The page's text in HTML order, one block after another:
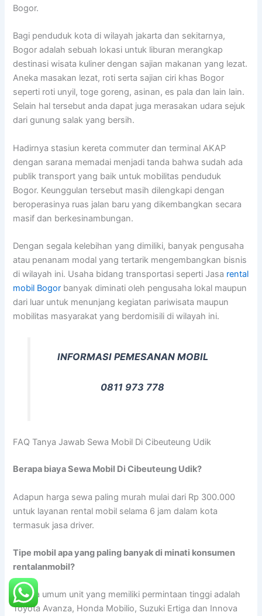
Bogor.
Bagi penduduk kota di wilayah jakarta dan sekitarnya,
Bogor adalah sebuah lokasi untuk liburan merangkap
destinasi wisata kuliner dengan sajian makanan yang lezat.
Aneka masakan lezat, roti serta sajian ciri khas Bogor
seperti roti unyil, toge goreng, asinan, es pala dan lain lain.
Selain hal tersebut anda dapat juga merasakan udara sejuk
dari gunung salak yang bersih.
Hadirnya stasiun kereta commuter dan terminal AKAP
dengan sarana memadai menjadi tanda bahwa sudah ada
publik transport yang baik untuk mobilitas penduduk
Bogor. Keunggulan tersebut masih dilengkapi dengan
beroperasinya ruas jalan baru yang dikembangkan secara
masif dan berkesinambungan.
Dengan segala kelebihan yang dimiliki, banyak pengusaha
atau penanam modal yang tertarik mengembangkan bisnis
di wilayah ini. Usaha bidang transportasi seperti Jasa rental
mobil Bogor banyak diminati oleh pengusaha lokal maupun
dari luar untuk menunjang kegiatan pariwisata maupun
mobilitas masyarakat yang berdomisili di wilayah ini.
INFORMASI PEMESANAN MOBIL
0811 973 778
FAQ Tanya Jawab Sewa Mobil Di Cibeuteung Udik
Berapa biaya Sewa Mobil Di Cibeuteung Udik?
Adapun harga sewa paling murah mulai dari Rp 300.000
untuk layanan rental mobil selama 6 jam dalam kota
termasuk jasa driver.
Tipe mobil apa yang paling banyak di minati konsumen
rentalanmobil?
Secara umum unit yang memiliki permintaan tinggi adalah
Toyota Avanza, Honda Mobilio, Suzuki Ertiga dan Innova